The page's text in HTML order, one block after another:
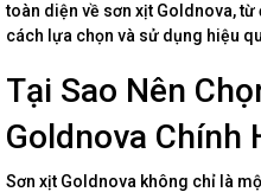
toàn diện về sơn xịt Goldnova,
cách lựa chọn và sử dụng hiệu
Tại Sao Nên
Goldnova Chính
Sơn xịt Goldnova không chỉ là